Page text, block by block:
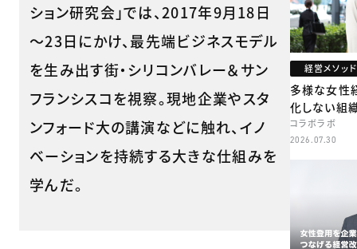
ション研究会」では、2017年9月18日
～23日にかけ、最先端ビジネスモデル
を生み出す街・シリコンバレー＆サン
フランシスコを視察。現地企業やスタ
ンフォード大の講演などに触れ、イノ
ベーションを持続する大きな仕組みを
学んだ。
経営メソッド
多様な女性
化しない組
コラボラボ
2026.07.30